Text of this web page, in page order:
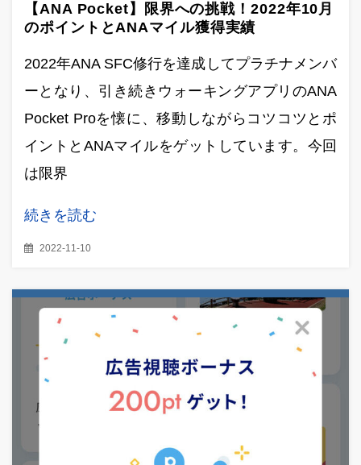
【ANA Pocket】限界への挑戦！2022年10月
のポイントとANAマイル獲得実績
2022年ANA SFC修行を達成してプラチナメンバ
ーとなり、引き続きウォーキングアプリのANA
Pocket Proを懐に、移動しながらコツコツとポ
イントとANAマイルをゲットしています。今回
は限界
続きを読む
2022-11-10